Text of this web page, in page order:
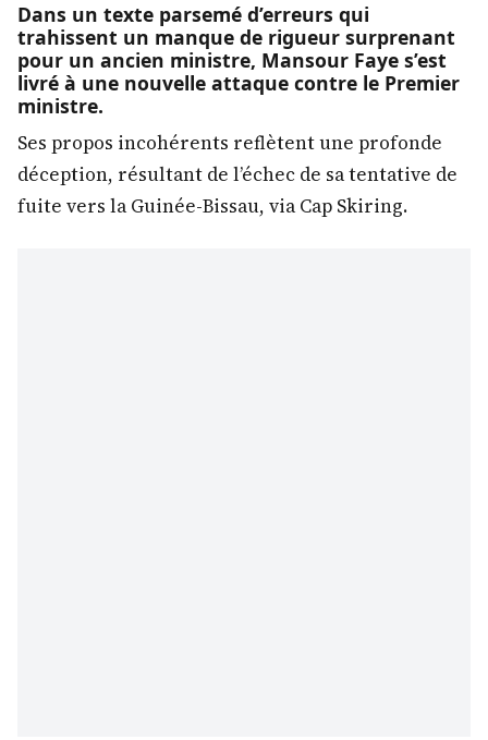
Dans un texte parsemé d’erreurs qui
trahissent un manque de rigueur surprenant
pour un ancien ministre, Mansour Faye s’est
livré à une nouvelle attaque contre le Premier
ministre.
Ses propos incohérents reflètent une profonde
déception, résultant de l’échec de sa tentative de
fuite vers la Guinée-Bissau, via Cap Skiring.